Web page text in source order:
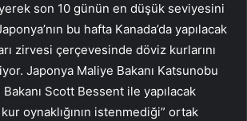
son 10 günün en düşük seviyesini
bu hafta Kanada’da yapılacak
zirvesi çerçevesinde döviz kurlarını
Japonya Maliye Bakanı Katsunobu
Scott Bessent ile yapılacak
oynaklığının istenmediği” ortak